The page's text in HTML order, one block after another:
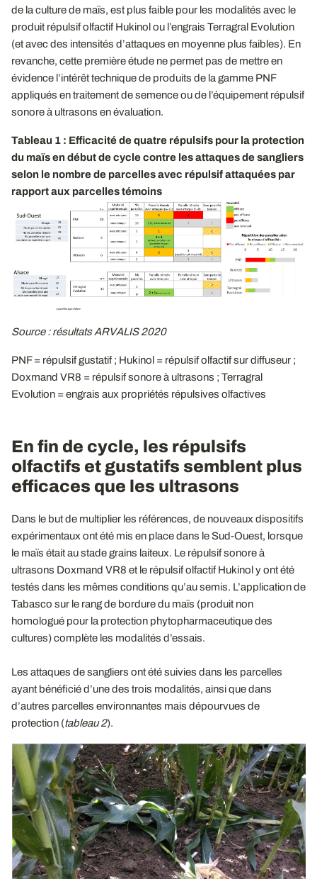
de la culture de maïs, est plus faible pour les modalités avec le
produit répulsif olfactif Hukinol ou l’engrais Terragral Evolution
(et avec des intensités d’attaques en moyenne plus faibles). En
revanche, cette première étude ne permet pas de mettre en
évidence l’intérêt technique de produits de la gamme PNF
appliqués en traitement de semence ou de l’équipement répulsif
sonore à ultrasons en évaluation.
Tableau 1 : Efficacité de quatre répulsifs pour la protection
du maïs en début de cycle contre les attaques de sangliers
selon le nombre de parcelles avec répulsif attaquées par
rapport aux parcelles témoins
Source : résultats ARVALIS 2020
PNF = répulsif gustatif ; Hukinol = répulsif olfactif sur diffuseur ;
Doxmand VR8 = répulsif sonore à ultrasons ; Terragral
Evolution = engrais aux propriétés répulsives olfactives
En fin de cycle, les répulsifs
olfactifs et gustatifs semblent plus
efficaces que les ultrasons
Dans le but de multiplier les références, de nouveaux dispositifs
expérimentaux ont été mis en place dans le Sud-Ouest, lorsque
le maïs était au stade grains laiteux. Le répulsif sonore à
ultrasons Doxmand VR8 et le répulsif olfactif Hukinol y ont été
testés dans les mêmes conditions qu’au semis. L’application de
Tabasco sur le rang de bordure du maïs (produit non
homologué pour la protection phytopharmaceutique des
cultures) complète les modalités d’essais.
Les attaques de sangliers ont été suivies dans les parcelles
ayant bénéficié d’une des trois modalités, ainsi que dans
d’autres parcelles environnantes mais dépourvues de
protection (tableau 2).